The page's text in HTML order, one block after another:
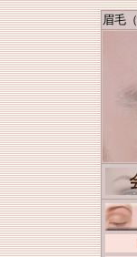
眉毛